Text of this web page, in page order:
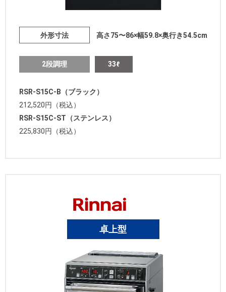
外形寸法 高さ75〜86×幅59.8×奥行き54.5cm
2段調理 33ℓ
RSR-S15C-B（ブラック）
212,520円（税込）
RSR-S15C-ST（ステンレス）
225,830円（税込）
卓上型